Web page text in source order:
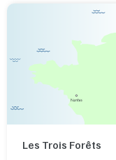
Les Trois Forêts